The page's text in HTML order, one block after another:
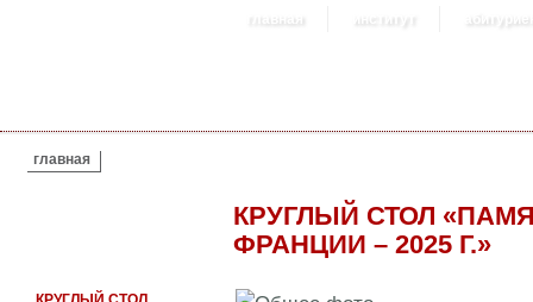
главная институт
ВЫ ЗДЕСЬ
главная
КРУГЛЫЙ СТОЛ
ФРАНЦИИ – 2025 Г.»